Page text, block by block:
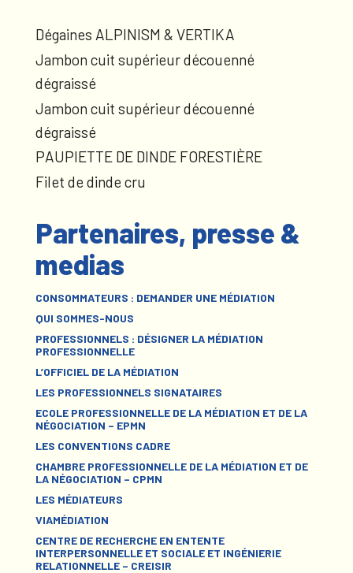
Dégaines ALPINISM & VERTIKA
Jambon cuit supérieur découenné
dégraissé
Jambon cuit supérieur découenné
dégraissé
PAUPIETTE DE DINDE FORESTIÈRE
Filet de dinde cru
Partenaires, presse &
medias
CONSOMMATEURS : DEMANDER UNE MÉDIATION
QUI SOMMES-NOUS
PROFESSIONNELS : DÉSIGNER LA MÉDIATION
PROFESSIONNELLE
L’OFFICIEL DE LA MÉDIATION
LES PROFESSIONNELS SIGNATAIRES
ECOLE PROFESSIONNELLE DE LA MÉDIATION ET DE LA
NÉGOCIATION – EPMN
LES CONVENTIONS CADRE
CHAMBRE PROFESSIONNELLE DE LA MÉDIATION ET DE
LA NÉGOCIATION – CPMN
LES MÉDIATEURS
VIAMÉDIATION
CENTRE DE RECHERCHE EN ENTENTE
INTERPERSONNELLE ET SOCIALE ET INGÉNIERIE
RELATIONNELLE – CREISIR